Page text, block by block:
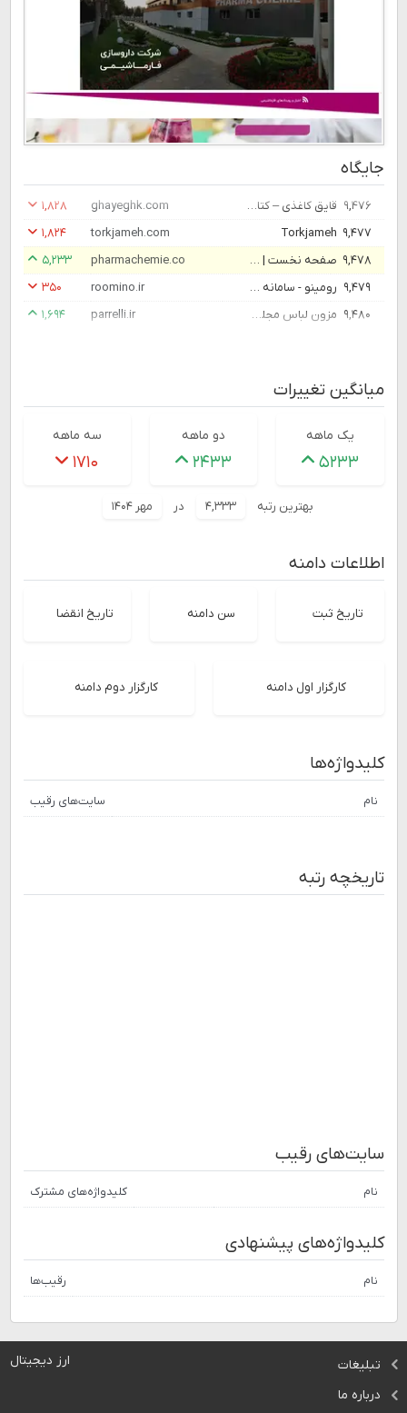
جایگاه
۹,۴۷۶ قایق کاغذی – کتاب‌فروشی و مجموعه‌ی فرهنگی کودک و نوجوان ghayeghk.com
۱,۸۲۸
۹,۴۷۷ Torkjameh
torkjameh.com
۱,۸۲۴
۹,۴۷۸
صفحه نخست | داروسازی فارماشیمی pharmachemie.co
۵,۲۳۳
۹,۴۷۹
رومینو - سامانه برگزاری وبینار ، کلاس مجازی ، و ویدئو کنفرانس roomino.ir
۳۵۰
۹,۴۸۰
مزون لباس مجلسی پارلی در تهران | پارلی لباس بهترین لحظات شما parrelli.ir ۱,۶۹۴
میانگین تغییرات
یک ماهه
۵۲۳۳
دو ماهه
۲۴۳۳
سه ماهه
۱۷۱۰
بهترین رتبه ۴,۳۳۳ در مهر ۱۴۰۴
اطلاعات دامنه
تاریخ ثبت سن دامنه تاریخ انقضا
کارگزار اول دامنه کارگزار دوم دامنه
کلیدواژه‌ها
نام سایت‌های رقیب
تاریخچه رتبه
سایت‌های رقیب
نام کلیدواژه‌های مشترک
کلیدواژه‌های پیشنهادی
نام رقیب‌ها
ارز دیجیتال
تبلیغات
درباره ما